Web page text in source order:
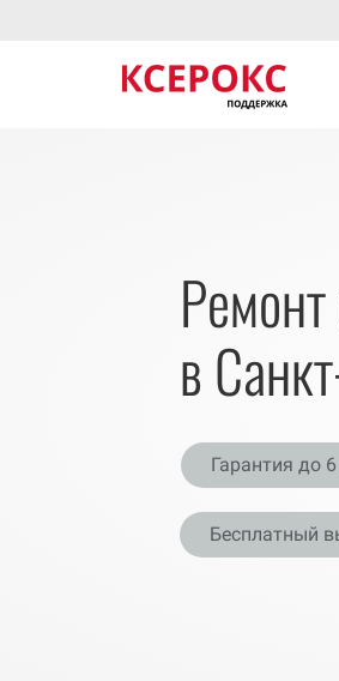
в
Гарантия до
Бесплатный